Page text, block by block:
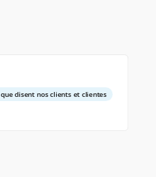
que disent nos clients et clientes